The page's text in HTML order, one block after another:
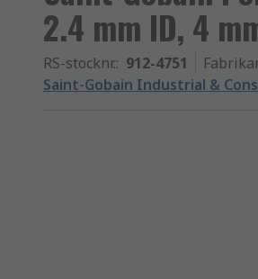
2.4 mm ID, 4
RS-stocknr.: 912-4751
Saint-Gobain Industrial &